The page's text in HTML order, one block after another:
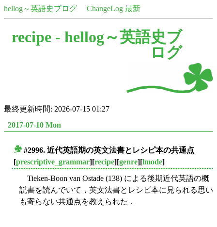
hellog～英語史ブログ ChangeLog 最新
recipe - hellog～英語史ブ
ログ
最終更新時間: 2026-07-15 01:27
2017-07-10 Mon
#2996. 近代英語期の英文法書とレシピ本の共通点
[prescriptive_grammar][recipe][genre][lmode]
Tieken-Boon van Ostade (138) による後期近代英語の概
説書を読んでいて，英文法書とレシピ本に見られる思い
も寄らない共通点を教えられた．